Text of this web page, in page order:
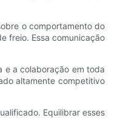
o comportamento do
freio. Essa comunicação
e a colaboração em toda
altamente competitivo
Equilibrar esses